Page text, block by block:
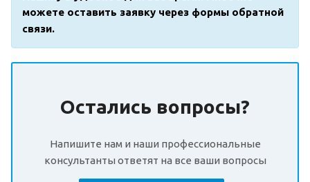
можете оставить заявку через формы обратной
связи.
Остались вопросы?
Напишите нам и наши профессиональные
консультанты ответят на все ваши вопросы